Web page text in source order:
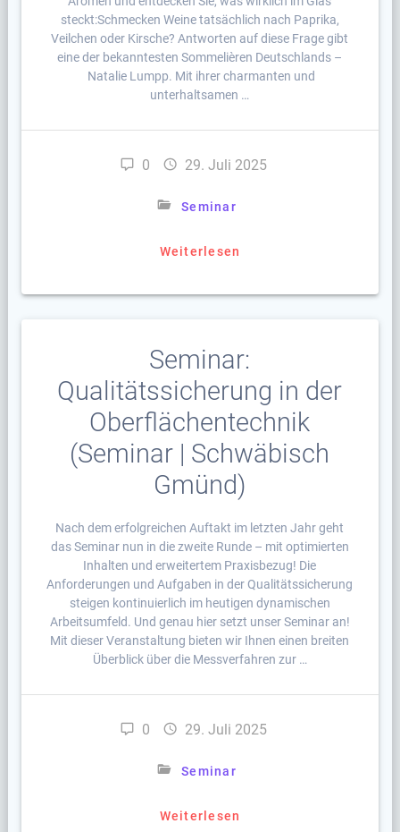
steckt:Schmecken Weine tatsächlich nach Paprika,
Veilchen oder Kirsche? Antworten auf diese Frage gibt
eine der bekanntesten Sommelièren Deutschlands –
Natalie Lumpp. Mit ihrer charmanten und
unterhaltsamen …
0 29. Juli 2025
Seminar
Weiterlesen
Seminar:
Qualitätssicherung in der
Oberflächentechnik
(Seminar | Schwäbisch
Gmünd)
Nach dem erfolgreichen Auftakt im letzten Jahr geht
das Seminar nun in die zweite Runde – mit optimierten
Inhalten und erweitertem Praxisbezug! Die
Anforderungen und Aufgaben in der Qualitätssicherung
steigen kontinuierlich im heutigen dynamischen
Arbeitsumfeld. Und genau hier setzt unser Seminar an!
Mit dieser Veranstaltung bieten wir Ihnen einen breiten
Überblick über die Messverfahren zur …
0 29. Juli 2025
Seminar
Weiterlesen